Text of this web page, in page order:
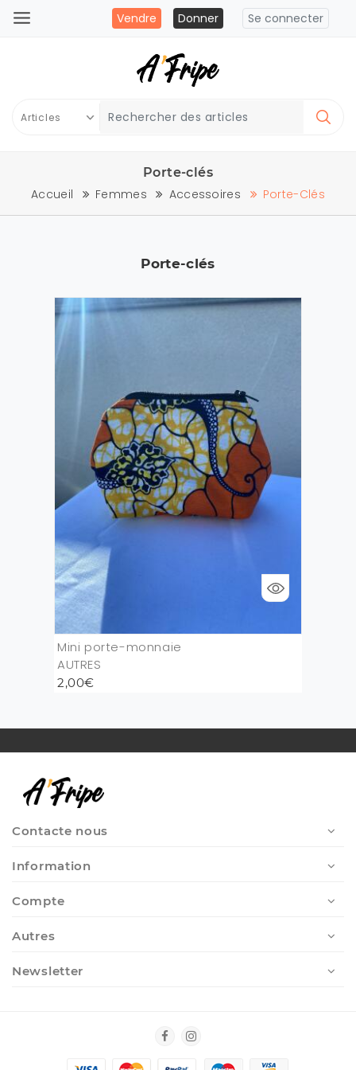
Vendre Donner Se connecter
Porte-clés
Accueil Femmes Accessoires Porte-Clés
Porte-clés
Mini porte-monnaie
AUTRES
2,00€
Contacte nous
Information
Compte
Autres
Newsletter